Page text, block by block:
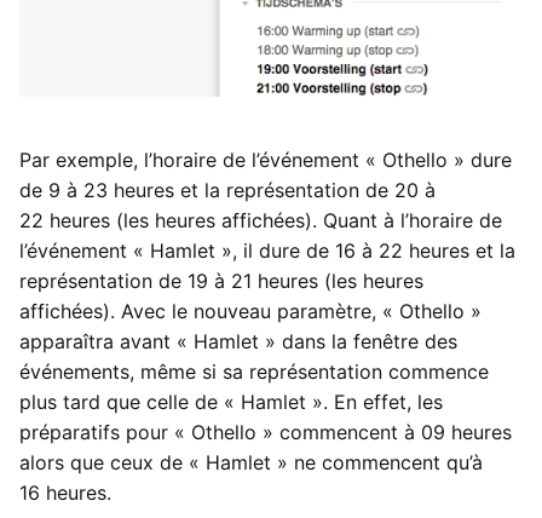
Par exemple, l’horaire de l’événement « Othello » dure
de 9 à 23 heures et la représentation de 20 à
22 heures (les heures affichées). Quant à l’horaire de
l’événement « Hamlet », il dure de 16 à 22 heures et la
représentation de 19 à 21 heures (les heures
affichées). Avec le nouveau paramètre, « Othello »
apparaîtra avant « Hamlet » dans la fenêtre des
événements, même si sa représentation commence
plus tard que celle de « Hamlet ». En effet, les
préparatifs pour « Othello » commencent à 09 heures
alors que ceux de « Hamlet » ne commencent qu’à
16 heures.